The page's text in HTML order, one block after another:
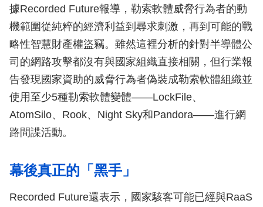
據Recorded Future報導，勒索軟體威脅行為者的動
機範圍從純粹的經濟利益到尋求刺激，再到可能的戰
略性智慧財產權盜竊。雖然這裡分析的針對半導體公
司的網路攻擊都沒有與國家組織直接相關，但行業報
告發現國家資助的威脅行為者偽裝成勒索軟體組織並
使用至少5種勒索軟體變體——LockFile、
AtomSilo、Rook、Night Sky和Pandora——進行網
路間諜活動。
幕後真正的「黑手」
Recorded Future還表示，國家駭客可能已經與RaaS